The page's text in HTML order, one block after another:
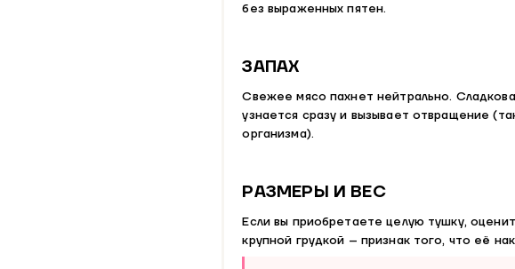
без выраженных пятен.
ЗАПАХ
Свежее мясо пахнет нейтрально.
узнается сразу и вызывает отвращение
организма).
РАЗМЕРЫ И ВЕС
Если вы приобретаете целую тушку,
крупной грудкой – признак того, что её